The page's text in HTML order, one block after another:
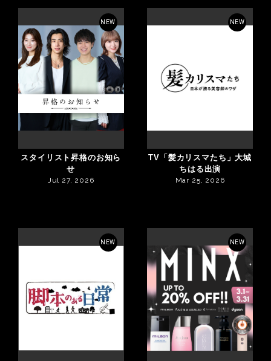
NEW
スタイリスト昇格のお知ら
せ
Jul 27, 2026
NEW
TV「髪カリスマたち」大城
ちはる出演
Mar 25, 2026
NEW NEW